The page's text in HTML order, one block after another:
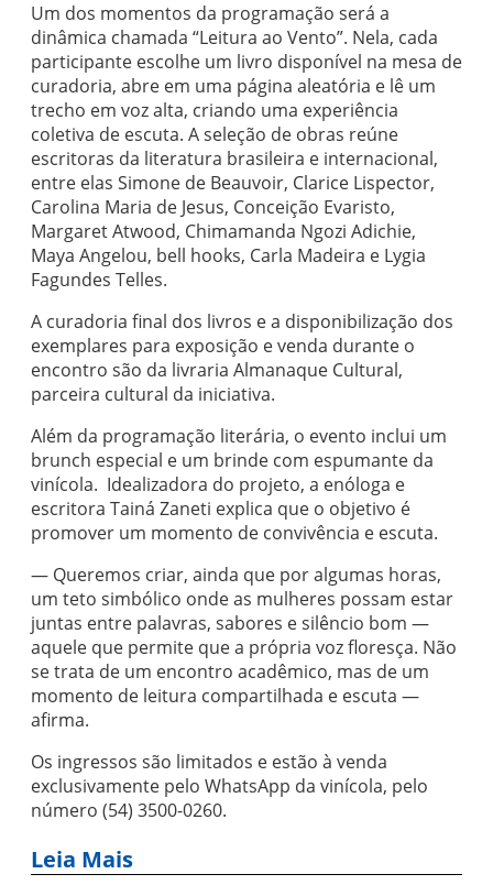
Um dos momentos da programação será a
dinâmica chamada “Leitura ao Vento”. Nela, cada
participante escolhe um livro disponível na mesa de
curadoria, abre em uma página aleatória e lê um
trecho em voz alta, criando uma experiência
coletiva de escuta. A seleção de obras reúne
escritoras da literatura brasileira e internacional,
entre elas Simone de Beauvoir, Clarice Lispector,
Carolina Maria de Jesus, Conceição Evaristo,
Margaret Atwood, Chimamanda Ngozi Adichie,
Maya Angelou, bell hooks, Carla Madeira e Lygia
Fagundes Telles.
A curadoria final dos livros e a disponibilização dos
exemplares para exposição e venda durante o
encontro são da livraria Almanaque Cultural,
parceira cultural da iniciativa.
Além da programação literária, o evento inclui um
brunch especial e um brinde com espumante da
vinícola. Idealizadora do projeto, a enóloga e
escritora Tainá Zaneti explica que o objetivo é
promover um momento de convivência e escuta.
— Queremos criar, ainda que por algumas horas,
um teto simbólico onde as mulheres possam estar
juntas entre palavras, sabores e silêncio bom —
aquele que permite que a própria voz floresça. Não
se trata de um encontro acadêmico, mas de um
momento de leitura compartilhada e escuta —
afirma.
Os ingressos são limitados e estão à venda
exclusivamente pelo WhatsApp da vinícola, pelo
número (54) 3500-0260.
Leia Mais